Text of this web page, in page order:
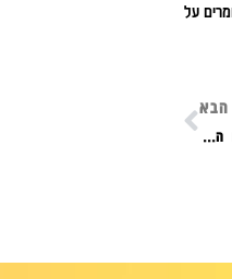
על
הבא
זכויות תושב חוזר ותיק: כל המידע למחזור המס הבא שלכם